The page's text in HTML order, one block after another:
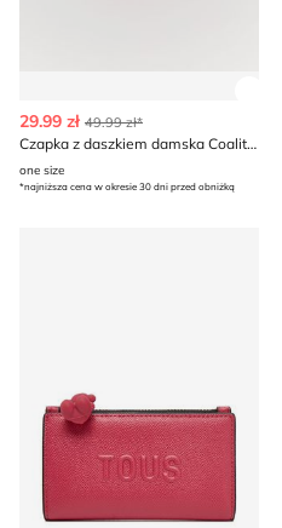
29.99 zł 49.99 zł*
Czapka z daszkiem damska Coalition
one size
*najniższa cena w okresie 30 dni przed obniżką